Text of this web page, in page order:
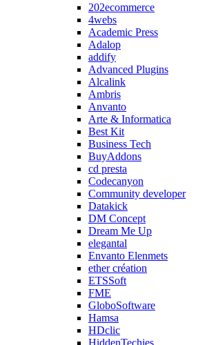
202ecommerce
4webs
Academic Press
Adalop
addify
Advanced Plugins
Alcalink
Ambris
Anvanto
Arte & Informatica
Best Kit
Business Tech
BuyAddons
cd presta
Codecanyon
Community developer
Datakick
DM Concept
Dream Me Up
elegantal
Envanto Elenmets
ether création
ETSSoft
FME
GloboSoftware
Hamsa
HDclic
HiddenTechies